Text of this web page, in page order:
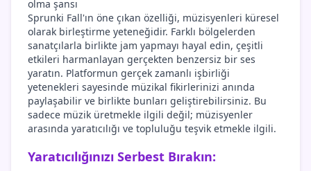
olma şansı
Sprunki Fall'ın öne çıkan özelliği, müzisyenleri küresel
olarak birleştirme yeteneğidir. Farklı bölgelerden
sanatçılarla birlikte jam yapmayı hayal edin, çeşitli
etkileri harmanlayan gerçekten benzersiz bir ses
yaratın. Platformun gerçek zamanlı işbirliği
yetenekleri sayesinde müzikal fikirlerinizi anında
paylaşabilir ve birlikte bunları geliştirebilirsiniz. Bu
sadece müzik üretmekle ilgili değil; müzisyenler
arasında yaratıcılığı ve topluluğu teşvik etmekle ilgili.
Yaratıcılığınızı Serbest Bırakın: